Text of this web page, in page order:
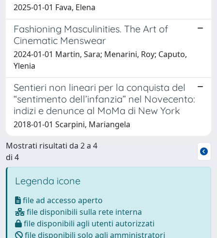
2025-01-01 Fava, Elena
Fashioning Masculinities. The Art of
Cinematic Menswear
2024-01-01 Martin, Sara; Menarini, Roy; Caputo,
Ylenia
Sentieri non lineari per la conquista del
“sentimento dell’infanzia” nel Novecento:
indizi e denunce al MoMa di New York
2018-01-01 Scarpini, Mariangela
Mostrati risultati da 2 a 4
di 4
Legenda icone
file ad accesso aperto
file disponibili sulla rete interna
file disponibili agli utenti autorizzati
file disponibili solo agli amministratori